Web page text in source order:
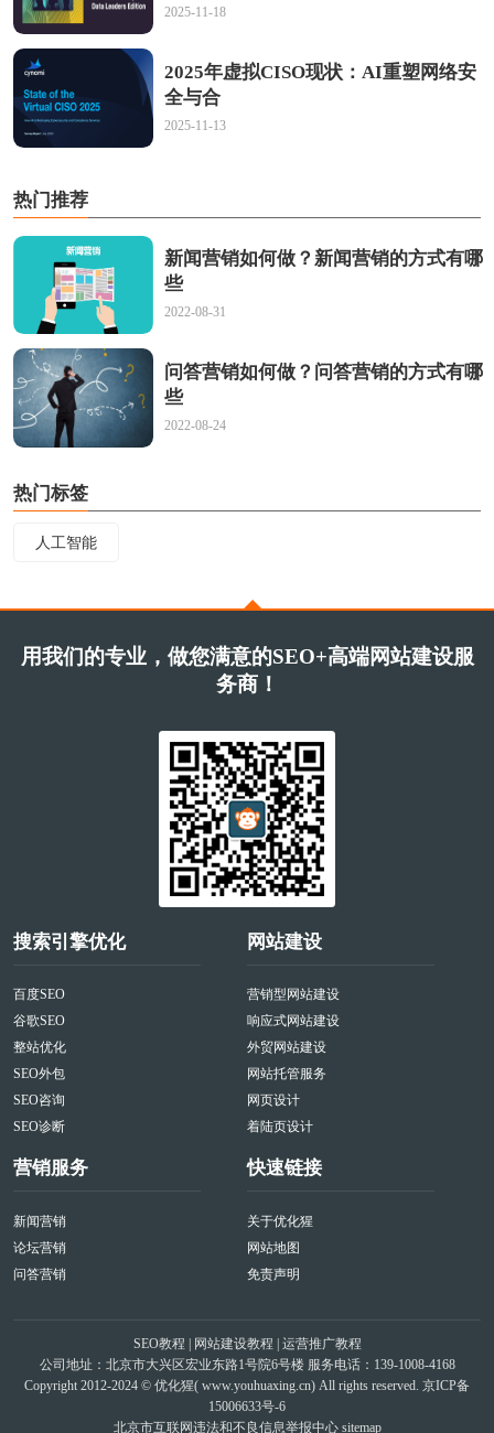
2025-11-18
2025年虚拟CISO现状：AI重塑网络安
全与合
2025-11-13
热门推荐
新闻营销如何做？新闻营销的方式有哪
些
2022-08-31
问答营销如何做？问答营销的方式有哪
些
2022-08-24
热门标签
人工智能
用我们的专业，做您满意的SEO+高端网站建设服
务商！
搜索引擎优化
百度SEO
谷歌SEO
整站优化
SEO外包
SEO咨询
SEO诊断
网站建设
营销型网站建设
响应式网站建设
外贸网站建设
网站托管服务
网页设计
着陆页设计
营销服务
新闻营销
论坛营销
问答营销
快速链接
关于优化猩
网站地图
免责声明
SEO教程 网站建设教程
运营推广教程
公司地址：北京市大兴区宏业东路1号院6号楼 服务电话：139-1008-4168
Copyright 2012-2024 © 优化猩( www.youhuaxing.cn) All rights reserved. 京ICP备
15006633号-6
北京市互联网违法和不良信息举报中心 sitemap